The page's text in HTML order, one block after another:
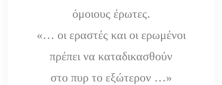
όμοιους έρωτες.
«… οι εραστές και οι ερωμένοι
πρέπει να καταδικασθούν
στο πυρ το εξώτερον …»